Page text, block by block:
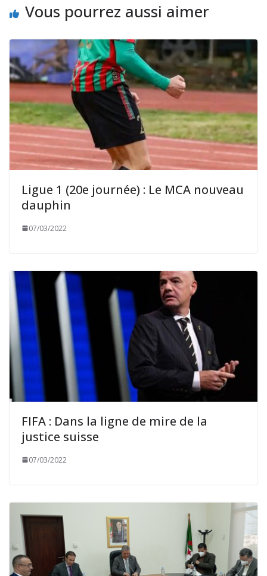
Vous pourrez aussi aimer
Ligue 1 (20e journée) : Le MCA nouveau
dauphin
07/03/2022
FIFA : Dans la ligne de mire de la
justice suisse
07/03/2022